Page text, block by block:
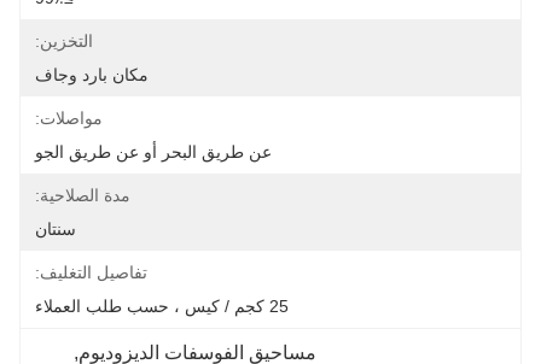
التخزين:
مكان بارد وجاف
مواصلات:
عن طريق البحر أو عن طريق الجو
مدة الصلاحية:
سنتان
تفاصيل التغليف:
25 كجم / كيس ، حسب طلب العملاء
مساحيق الفوسفات الديزوديوم,